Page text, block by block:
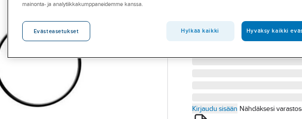
O-RENGAS 88.5X3.53 FPM/
Tuotenumero
T21004540
Toimittajan tuotenumero:
Kirjaudu sisään Nähdäksesi
mainonta- ja analytiikkakumppaneidemme kanssa.
Evästeasetukset Hylkää kaikki Hyväksy kaikki